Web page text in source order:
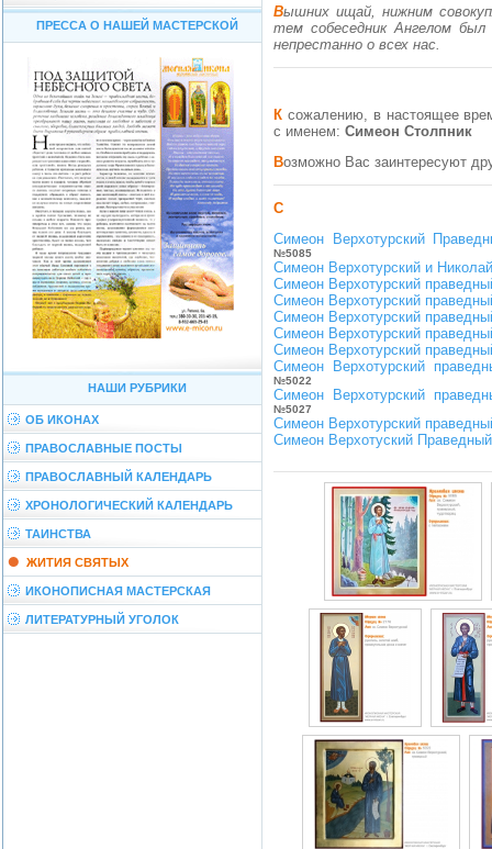
ПРЕССА О НАШЕЙ МАСТЕРСКОЙ
НАШИ РУБРИКИ
ОБ ИКОНАХ
ПРАВОСЛАВНЫЕ ПОСТЫ
ПРАВОСЛАВНЫЙ КАЛЕНДАРЬ
ХРОНОЛОГИЧЕСКИЙ КАЛЕНДАРЬ
ТАИНСТВА
ЖИТИЯ СВЯТЫХ
ИКОНОПИСНАЯ МАСТЕРСКАЯ
ЛИТЕРАТУРНЫЙ УГОЛОК
Вышних ищай, нижним совокупляйся и колесницу огненную столп соделавый,
тем собеседник Ангелом
непрестанно о всех нас.
К сожалению, в настоящее время в нашем каталоге не найдено ни одной иконы
с именем: Симеон Столпник
Возможно Вас заинтересуют
С
Симеон Верхотурский
№5085
Симеон Верхотурский и
Симеон Верхотурский
Симеон Верхотурский
Симеон Верхотурский
Симеон Верхотурский
Симеон Верхотурский
Симеон Верхотурский
№5022
Симеон Верхотурский
№5027
Симеон Верхотурский
Симеон Верхотуский Праведный